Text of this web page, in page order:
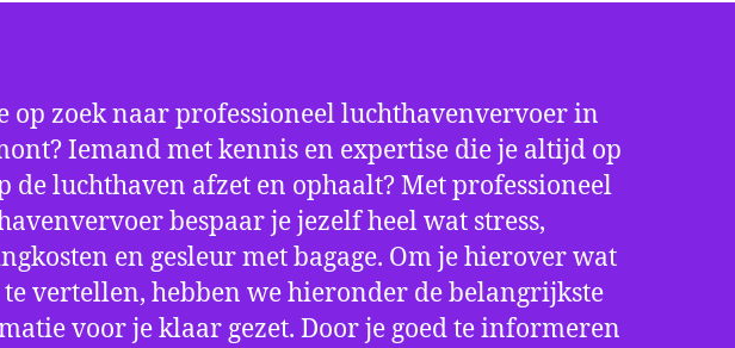
op zoek naar professioneel luchthavenvervoer in
Iemand met kennis en expertise die je altijd op
de luchthaven afzet en ophaalt? Met professioneel
bespaar je jezelf heel wat stress,
en gesleur met bagage. Om je hierover wat
vertellen, hebben we hieronder de belangrijkste
voor je klaar gezet. Door je goed te informeren